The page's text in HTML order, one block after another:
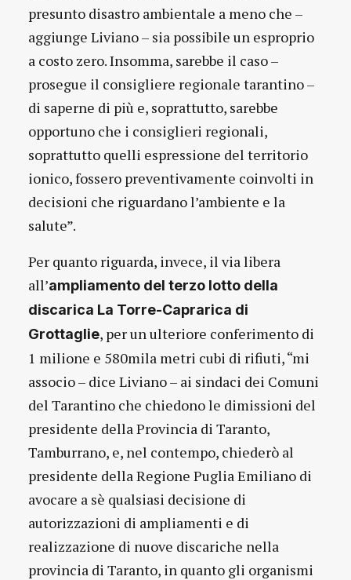
presunto disastro ambientale a meno che –
aggiunge Liviano – sia possibile un esproprio
a costo zero. Insomma, sarebbe il caso –
prosegue il consigliere regionale tarantino –
di saperne di più e, soprattutto, sarebbe
opportuno che i consiglieri regionali,
soprattutto quelli espressione del territorio
ionico, fossero preventivamente coinvolti in
decisioni che riguardano l’ambiente e la
salute”.
Per quanto riguarda, invece, il via libera
all’ampliamento del terzo lotto della
discarica La Torre-Caprarica di
Grottaglie, per un ulteriore conferimento di
1 milione e 580mila metri cubi di rifiuti, “mi
associo – dice Liviano – ai sindaci dei Comuni
del Tarantino che chiedono le dimissioni del
presidente della Provincia di Taranto,
Tamburrano, e, nel contempo, chiederò al
presidente della Regione Puglia Emiliano di
avocare a sè qualsiasi decisione di
autorizzazioni di ampliamenti e di
realizzazione di nuove discariche nella
provincia di Taranto, in quanto gli organismi